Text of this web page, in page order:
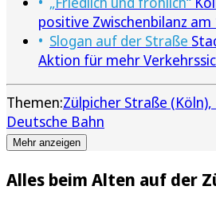
positive Zwischenbilanz am
Slogan auf der Straße
Aktion für mehr
Themen:Zülpicher Straße (Köln)
Deutsche Bahn
Mehr anzeigen
Alles beim Alten auf der